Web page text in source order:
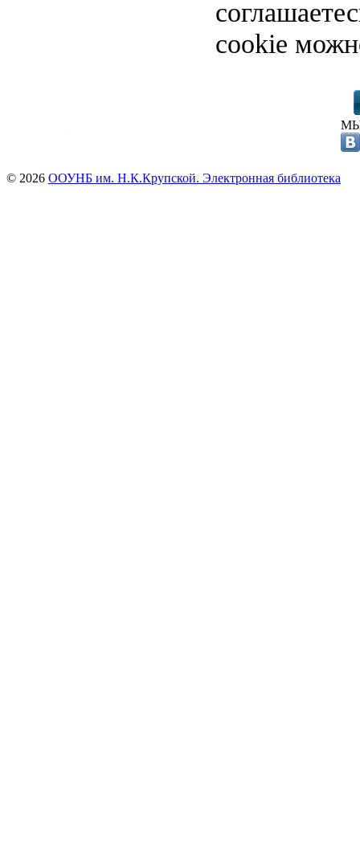
cookie
© 2026 ООУНБ им. Н.К.Крупской. Электронная библиотека